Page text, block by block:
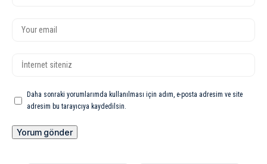
Daha sonraki yorumlarımda kullanılması için adım, e-posta adresim ve site
adresim bu tarayıcıya kaydedilsin.